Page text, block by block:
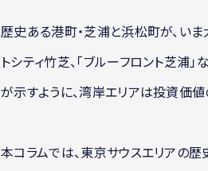
歴史ある港町・芝浦と浜松町が、い
トシティ竹芝、「ブルーフロント芝浦
が示すように、湾岸エリアは投資価値
本コラムでは、東京サウスエリアの